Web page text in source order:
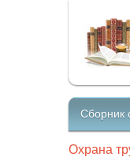
Сборник
Охрана